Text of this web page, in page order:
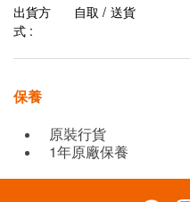
出貨方
式 :
自取 / 送貨
保養
原裝行貨
1年原廠保養